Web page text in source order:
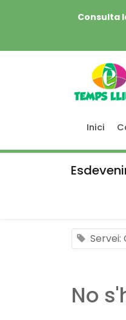
Consulta
Inici
Servei:
No